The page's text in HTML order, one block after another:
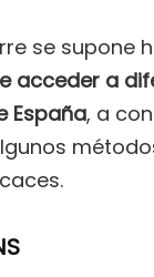
se supone
acceder a
España, a